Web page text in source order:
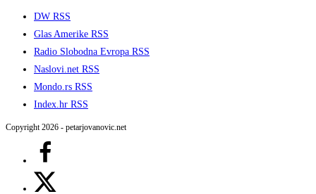
DW RSS
Glas Amerike RSS
Radio Slobodna Evropa RSS
Naslovi.net RSS
Mondo.rs RSS
Index.hr RSS
Copyright 2026 - petarjovanovic.net